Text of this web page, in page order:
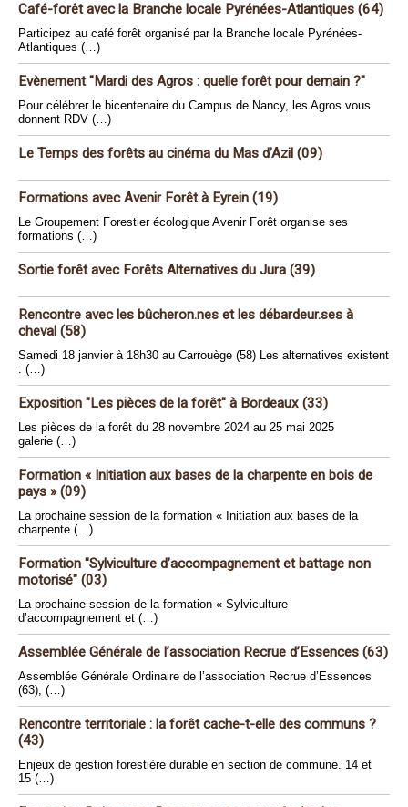
Café-forêt avec la Branche locale Pyrénées-Atlantiques (64)
Participez au café forêt organisé par la Branche locale Pyrénées-
Atlantiques (…)
Evènement "Mardi des Agros : quelle forêt pour demain ?"
Pour célébrer le bicentenaire du Campus de Nancy, les Agros vous
donnent RDV (…)
Le Temps des forêts au cinéma du Mas d’Azil (09)
Formations avec Avenir Forêt à Eyrein (19)
Le Groupement Forestier écologique Avenir Forêt organise ses
formations (…)
Sortie forêt avec Forêts Alternatives du Jura (39)
Rencontre avec les bûcheron.nes et les débardeur.ses à
cheval (58)
Samedi 18 janvier à 18h30 au Carrouège (58) Les alternatives existent
: (…)
Exposition "Les pièces de la forêt" à Bordeaux (33)
Les pièces de la forêt du 28 novembre 2024 au 25 mai 2025
galerie (…)
Formation « Initiation aux bases de la charpente en bois de
pays » (09)
La prochaine session de la formation « Initiation aux bases de la
charpente (…)
Formation "Sylviculture d’accompagnement et battage non
motorisé" (03)
La prochaine session de la formation « Sylviculture
d’accompagnement et (…)
Assemblée Générale de l’association Recrue d’Essences (63)
Assemblée Générale Ordinaire de l’association Recrue d’Essences
(63), (…)
Rencontre territoriale : la forêt cache-t-elle des communs ?
(43)
Enjeux de gestion forestière durable en section de commune. 14 et
15 (…)